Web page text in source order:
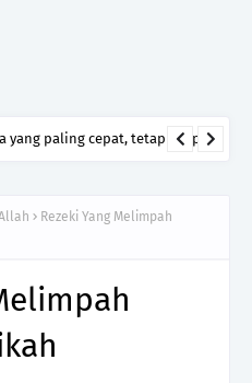
Tetapi Mengapa Allah
Rezeki Yang Melimpah